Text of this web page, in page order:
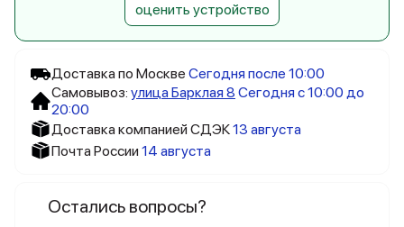
Доставка по Москве Сегодня после 10:00
Самовывоз: улица Барклая 8 Сегодня с 10:00 до
20:00
Доставка компанией СДЭК13 августа
Почта России 14 августа
Остались вопросы?
оценить устройство